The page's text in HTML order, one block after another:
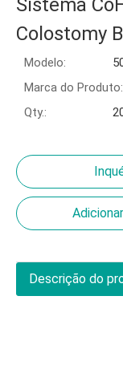
Sistema
Colostomy
Modelo:
Marca do Produto:
Qty.:
Descrição do